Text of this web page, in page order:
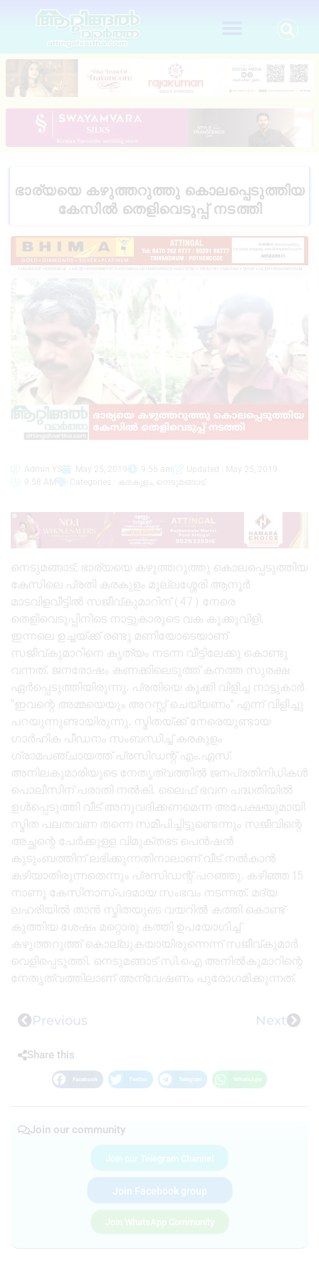
ഭാര്യയെ കഴുത്തറുത്തു കൊലപ്പെടുത്തിയ
കേസിൽ തെളിവെടുപ്പ് നടത്തി
Admin YS May 25, 2019 9:56 am
Updated : May 25, 2019
9:58 AM
Categories : കരകുളം നെടുമങ്ങാട്
നെടുമങ്ങാട്: ഭാര്യയെ കഴുത്തറുത്തു കൊലപ്പെടുത്തിയ
കേസിലെ പ്രതി കരകുളം മുല്ലശ്ശേരി ആനൂർ
മാടവിളവീട്ടിൽ സജീവ്കുമാറിന് (47) നേരെ
തെളിവെടുപ്പിനിടെ നാട്ടുകാരുടെ വക കൂക്കുവിളി.
ഇന്നലെ ഉച്ചയ്ക്ക് രണ്ടു മണിയോടെയാണ്
സജീവ്കുമാറിനെ കൃത്യം നടന്ന വീട്ടിലേക്കു കൊണ്ടു
വന്നത്. ജനരോഷം കണക്കിലെടുത്ത് കനത്ത സുരക്ഷ
ഏർപ്പെടുത്തിയിരുന്നു. പ്രതിയെ കൂക്കി വിളിച്ച നാട്ടുകാർ
”ഇവന്റെ അമ്മയെയും അറസ്റ്റ് ചെയ്യണം” എന്ന് വിളിച്ചു
പറയുന്നുണ്ടായിരുന്നു. സ്മിതയ്ക്ക് നേരെയുണ്ടായ
ഗാർഹിക പീഡനം സംബന്ധിച്ച് കരകുളം
ഗ്രാമപഞ്ചായത്ത് പ്രസിഡന്റ് എം.എസ്.
അനിലകുമാരിയുടെ നേതൃത്വത്തിൽ ജനപ്രതിനിധികൾ
പൊലീസിന് പരാതി നൽകി. ലൈഫ് ഭവന പദ്ധതിയിൽ
ഉൾപ്പെടുത്തി വീട് അനുവദിക്കണമെന്ന അപേക്ഷയുമായി
സ്മിത പലതവണ തന്നെ സമീപിച്ചിട്ടുണ്ടെന്നും സജീവിന്റെ
അച്ഛന്റെ പേർക്കുള്ള വിമുക്തഭട പെൻഷൻ
കുടുംബത്തിന് ലഭിക്കുന്നതിനാലാണ് വീട് നൽകാൻ
കഴിയാതിരുന്നതെന്നും പ്രസിഡന്റ് പറഞ്ഞു. കഴിഞ്ഞ 15
നാണു കേസിനാസ്പദമായ സംഭവം നടന്നത്. മദ്യ
ലഹരിയിൽ താൻ സ്മിതയുടെ വയറിൽ കത്തി കൊണ്ട്
കുത്തിയ ശേഷം മറ്റൊരു കത്തി ഉപയോഗിച്ച്
കഴുത്തറുത്ത് കൊല്ലുകയായിരുന്നെന്ന് സജീവ്കുമാർ
വെളിപ്പെടുത്തി. നെടുമങ്ങാട് സി.ഐ അനിൽകുമാറിന്റെ
നേതൃത്വത്തിലാണ് അന്വേഷണം പുരോഗമിക്കുന്നത്.
Previous Next
Share this
Facebook Twitter Telegram WhatsApp
Join our community
Join our Telegram Channel
Join Facebook group
Join WhatsApp Community